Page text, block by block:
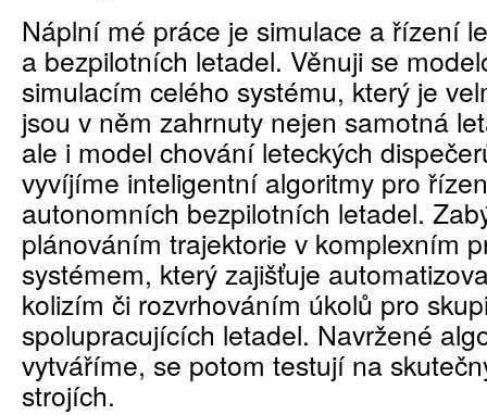
Náplní mé práce je simulace a řízení
a bezpilotních letadel. Věnuji se
simulacím celého systému, který je
jsou v něm zahrnuty nejen samotná
ale i model chování leteckých
vyvíjíme inteligentní algoritmy pro
autonomních bezpilotních letadel.
plánováním trajektorie v komplexním
systémem, který zajišťuje
kolizím či rozvrhováním úkolů pro
spolupracujících letadel. Navržené
vytváříme, se potom testují na
strojích.